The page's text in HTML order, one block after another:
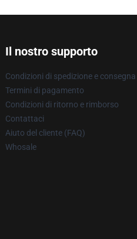
Il nostro supporto
Condizioni di spedizione e consegna
Termini di pagamento
Condizioni di ritorno e rimborso
Contattaci
Aiuto del cliente (FAQ)
Whosale